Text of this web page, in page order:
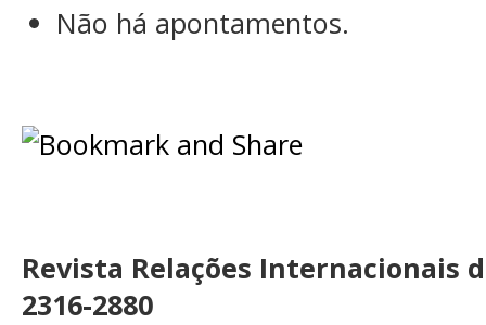
Não há apontamentos.
Revista Relações Internacionais
2316-2880